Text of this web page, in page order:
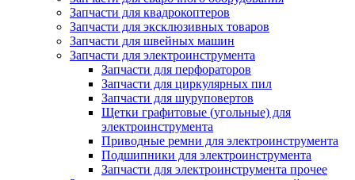
Запчасти для квадрокоптеров
Запчасти для эксклюзивных товаров
Запчасти для швейных машин
Запчасти для электроинструмента
Запчасти для перфораторов
Запчасти для циркулярных пил
Запчасти для шуруповертов
Щетки графитовые (угольные) для
электроинструмента
Приводные ремни для электроинструмента
Подшипники для электроинструмента
Запчасти для электроинструмента прочее